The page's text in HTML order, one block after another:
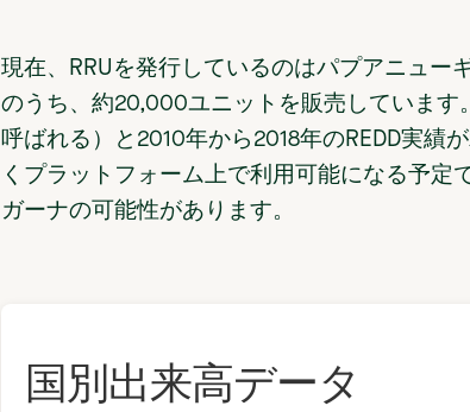
現在、RRUを発行しているのはパプアニュー
のうち、約20,000ユニットを販売しています
呼ばれる）と2010年から2018年のREDD実績
くプラットフォーム上で利用可能になる予定
ガーナの可能性があります。
国別出来高データ